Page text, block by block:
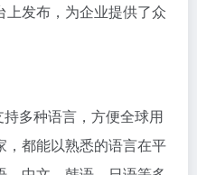
发布，为企业提供了众
多种语言，方便全球用
，都能以熟悉的语言在平